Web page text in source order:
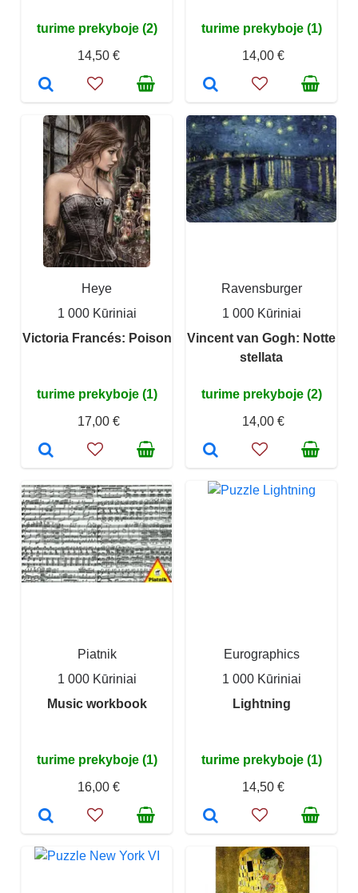
turime prekyboje (2)
14,50 €
turime prekyboje (1)
14,00 €
Heye
1 000 Kūriniai
Victoria Francés: Poison
turime prekyboje (1)
17,00 €
Ravensburger
1 000 Kūriniai
Vincent van Gogh: Notte
stellata
turime prekyboje (2)
14,00 €
Piatnik
1 000 Kūriniai
Music workbook
turime prekyboje (1)
16,00 €
Eurographics
1 000 Kūriniai
Lightning
turime prekyboje (1)
14,50 €